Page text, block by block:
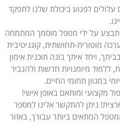
עלולים לפגוע ביכולת שלנו לתפקד
על ידי מטפל מוסמך המתמחה
מוטורית-תחושתית, קוגניטיבית
ויחד איתך בונה תוכנית אימון
ללמוד מיומנויות חדשות ולהגביר
במגוון תחומי החיים.
מקצועי ומותאם באופן אישי!
ניתן להתקשר אלינו למספר
המתאים ביותר עבורך, באזור